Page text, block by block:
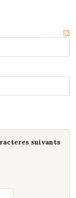
suivants